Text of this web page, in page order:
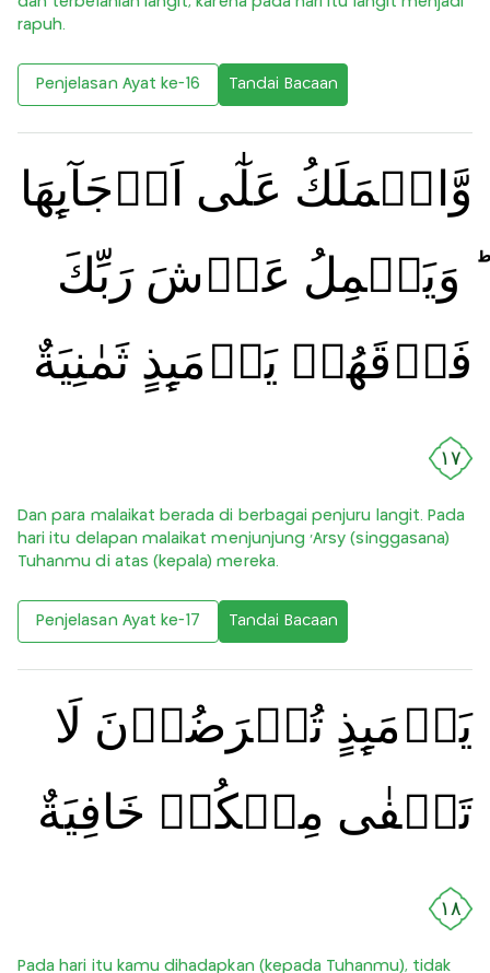
rapuh.
Penjelasan Ayat ke-16 Tandai Bacaan
وَّالۡمَلَكُ عَلٰٓى اَرۡجَآٮِٕهَا
‌ؕ وَيَحۡمِلُ عَرۡشَ رَبِّكَ
فَوۡقَهُمۡ يَوۡمَٮِٕذٍ ثَمٰنِيَةٌ
١٧
Dan para malaikat berada di berbagai penjuru langit. Pada
hari itu delapan malaikat menjunjung ‘Arsy (singgasana)
Tuhanmu di atas (kepala) mereka.
Penjelasan Ayat ke-17 Tandai Bacaan
يَوۡمَٮِٕذٍ تُعۡرَضُوۡنَ لَا
تَخۡفٰى مِنۡكُمۡ خَافِيَةٌ
١٨
Pada hari itu kamu dihadapkan (kepada Tuhanmu), tidak